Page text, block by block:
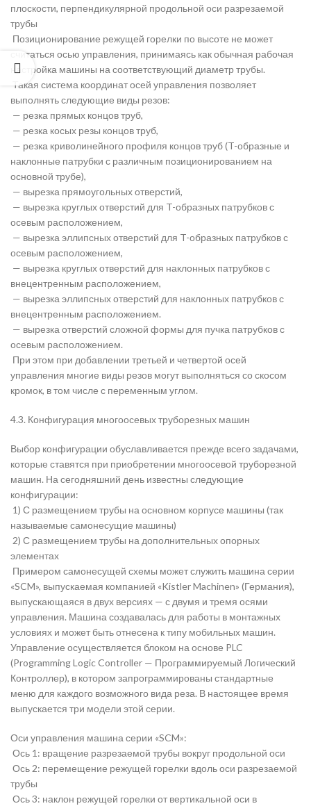
плоскости, перпендикулярной продольной оси разрезаемой
трубы
Позиционирование режущей горелки по высоте не может
считаться осью управления, принимаясь как обычная рабочая
настройка машины на соответствующий диаметр трубы.
Такая система координат осей управления позволяет
выполнять следующие виды резов:
— резка прямых концов труб,
— резка косых резы концов труб,
— резка криволинейного профиля концов труб (T-образные и
наклонные патрубки с различным позиционированием на
основной трубе),
— вырезка прямоугольных отверстий,
— вырезка круглых отверстий для T-образных патрубков с
осевым расположением,
— вырезка эллипсных отверстий для T-образных патрубков с
осевым расположением,
— вырезка круглых отверстий для наклонных патрубков с
внецентренным расположением,
— вырезка эллипсных отверстий для наклонных патрубков с
внецентренным расположением.
— вырезка отверстий сложной формы для пучка патрубков с
осевым расположением.
При этом при добавлении третьей и четвертой осей
управления многие виды резов могут выполняться со скосом
кромок, в том числе с переменным углом.
4.3. Конфигурация многоосевых труборезных машин
Выбор конфигурации обуславливается прежде всего задачами,
которые ставятся при приобретении многоосевой труборезной
машин. На сегодняшний день известны следующие
конфигурации:
1) С размещением трубы на основном корпусе машины (так
называемые самонесущие машины)
2) С размещением трубы на дополнительных опорных
элементах
Примером самонесущей схемы может служить машина серии
«SCM», выпускаемая компанией «Kistler Machinen» (Германия),
выпускающаяся в двух версиях — с двумя и тремя осями
управления. Машина создавалась для работы в монтажных
условиях и может быть отнесена к типу мобильных машин.
Управление осуществляется блоком на основе PLC
(Programming Logic Controller — Программируемый Логический
Контроллер), в котором запрограммированы стандартные
меню для каждого возможного вида реза. В настоящее время
выпускается три модели этой серии.
Оси управления машина серии «SCM»:
Ось 1: вращение разрезаемой трубы вокруг продольной оси
Ось 2: перемещение режущей горелки вдоль оси разрезаемой
трубы
Ось 3: наклон режущей горелки от вертикальной оси в